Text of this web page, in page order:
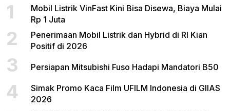
1
Mobil Listrik VinFast Kini Bisa Disewa, Biaya Mulai
Rp 1 Juta
2
Penerimaan Mobil Listrik dan Hybrid di RI Kian
Positif di 2026
3 Persiapan Mitsubishi Fuso Hadapi Mandatori B50
4
Simak Promo Kaca Film UFILM Indonesia di GIIAS
2026